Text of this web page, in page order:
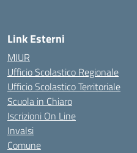
Link Esterni
MIUR
Ufficio Scolastico Regionale
Ufficio Scolastico Territoriale
Scuola in Chiaro
Iscrizioni On Line
Invalsi
Comune